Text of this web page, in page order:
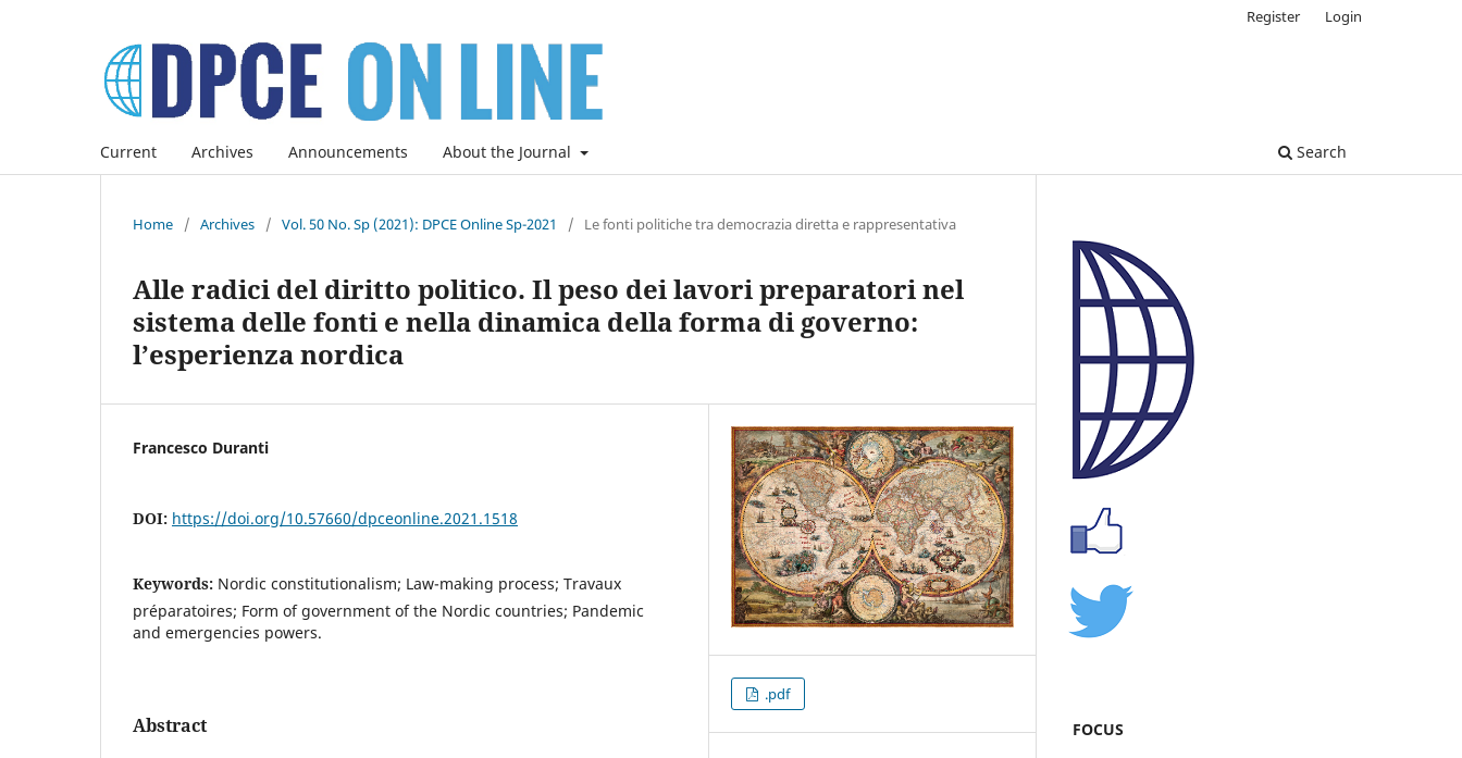
Current Archives Announcements About the Journal Search
Register Login
Home / Archives / Vol. 50 No. Sp (2021): DPCE Online Sp-2021 / Le fonti politiche tra democrazia diretta e rappresentativa
Alle radici del diritto politico. Il peso dei lavori preparatori nel
sistema delle fonti e nella dinamica della forma di governo:
l’esperienza nordica
Francesco Duranti
DOI: https://doi.org/10.57660/dpceonline.2021.1518
Keywords: Nordic constitutionalism; Law-making process; Travaux
préparatoires; Form of government of the Nordic countries; Pandemic
and emergencies powers.
Abstract
.pdf
FOCUS